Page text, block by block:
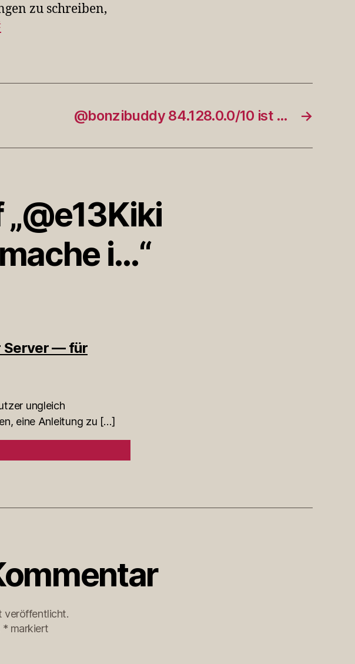
zu schreiben,
→
@bonzibuddy 84.128.0.0/10 ist …
i…“
Server — für
ungleich
eine Anleitung zu […]
veröffentlicht.
* markiert